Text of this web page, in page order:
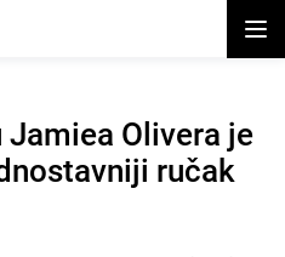
Olivera je
ručak